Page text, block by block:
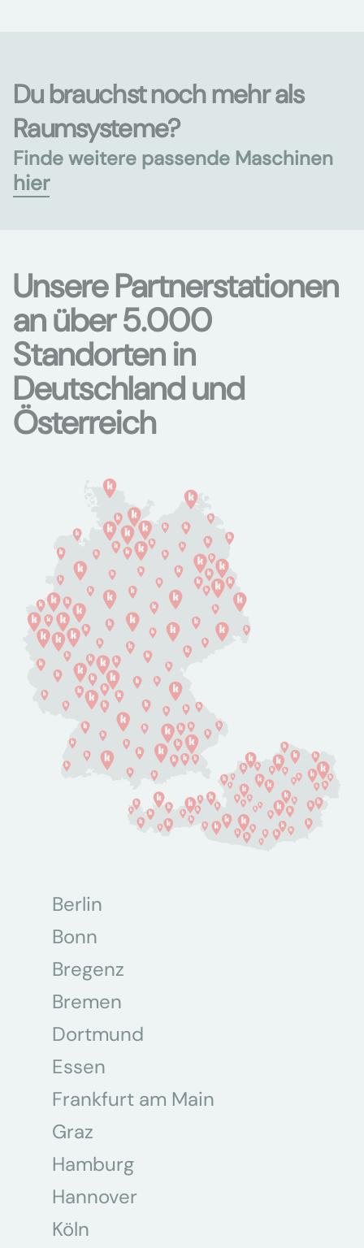
Du brauchst noch mehr als
Raumsysteme?
Finde weitere passende Maschinen
hier
Unsere Partnerstationen
an über 5.000
Standorten in
Deutschland und
Österreich
Berlin
Bonn
Bregenz
Bremen
Dortmund
Essen
Frankfurt am Main
Graz
Hamburg
Hannover
Köln